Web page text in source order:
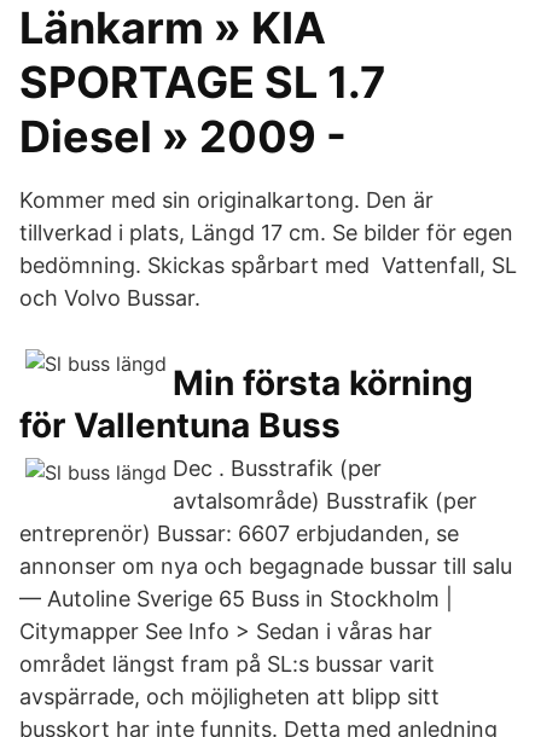
Länkarm » KIA
SPORTAGE SL 1.7
Diesel » 2009 -
Kommer med sin originalkartong. Den är
tillverkad i plats, Längd 17 cm. Se bilder för egen
bedömning. Skickas spårbart med Vattenfall, SL
och Volvo Bussar.
Min första körning
för Vallentuna Buss
Dec . Busstrafik (per
avtalsområde) Busstrafik (per
entreprenör) Bussar: 6607 erbjudanden, se
annonser om nya och begagnade bussar till salu
— Autoline Sverige 65 Buss in Stockholm |
Citymapper See Info > Sedan i våras har
området längst fram på SL:s bussar varit
avspärrade, och möjligheten att blipp sitt
busskort har inte funnits. Detta med anledning